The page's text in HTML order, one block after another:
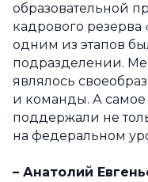
образовательной
кадрового резерва
одним из этапов
подразделении.
являлось
и команды. А самое
поддержали не
на федеральном
– Анатолий